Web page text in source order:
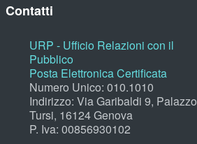
Contatti
URP - Ufficio Relazioni con il
Pubblico
Posta Elettronica Certificata
Numero Unico: 010.1010
Indirizzo: Via Garibaldi 9, Palazzo
Tursi, 16124 Genova
P. Iva: 00856930102